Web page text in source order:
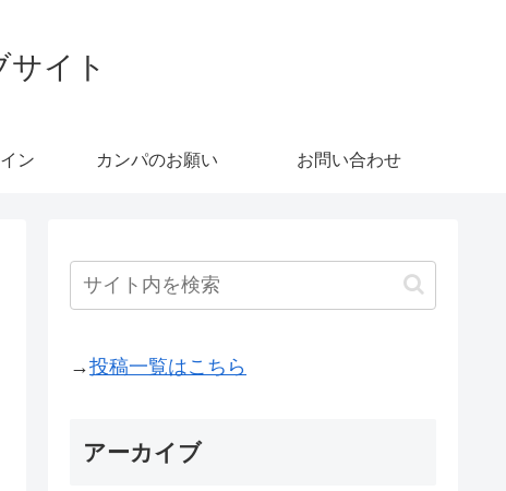
サイト
ン カンパのお願い お問い合わせ
→投稿一覧はこちら
アーカイブ